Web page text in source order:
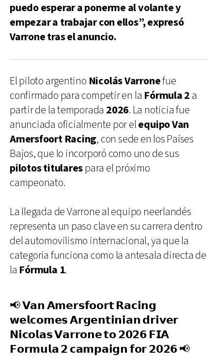
puedo esperar a ponerme al volante y
empezar a trabajar con ellos”, expresó
Varrone tras el anuncio.
El piloto argentino Nicolás Varronefue
confirmado para competir en la Fórmula 2 a
partir de la temporada 2026. La noticia fue
anunciada oficialmente por elequipo Van
Amersfoort Racing, con sede en los Países
Bajos, que lo incorporó como uno de sus
pilotos titularespara el próximo
campeonato.
La llegada de Varrone al equipo neerlandés
representa un paso clave en su carrera dentro
del automovilismo internacional, ya que la
categoría funciona como la antesala directa de
la Fórmula 1.
📢 𝗩𝗮𝗻 𝗔𝗺𝗲𝗿𝘀𝗳𝗼𝗼𝗿𝘁 𝗥𝗮𝗰𝗶𝗻𝗴
𝘄𝗲𝗹𝗰𝗼𝗺𝗲𝘀 𝗔𝗿𝗴𝗲𝗻𝘁𝗶𝗻𝗶𝗮𝗻 𝗱𝗿𝗶𝘃𝗲𝗿
𝗡𝗶𝗰𝗼𝗹𝗮𝘀 𝗩𝗮𝗿𝗿𝗼𝗻𝗲 𝘁𝗼 𝟮𝟬𝟮𝟲 𝗙𝗜𝗔
𝗙𝗼𝗿𝗺𝘂𝗹𝗮 𝟮 𝗰𝗮𝗺𝗽𝗮𝗶𝗴𝗻 𝗳𝗼𝗿 𝟮𝟬𝟮𝟲 📢